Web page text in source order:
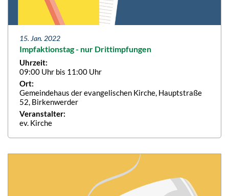
15. Jan. 2022
Impfaktionstag - nur Drittimpfungen
Uhrzeit:
09:00 Uhr bis 11:00 Uhr
Ort:
Gemeindehaus der evangelischen Kirche, Hauptstraße
52, Birkenwerder
Veranstalter:
ev. Kirche